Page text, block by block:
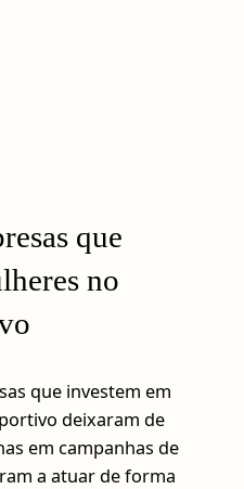
que
no
que investem em
deixaram de
em campanhas de
a atuar de forma